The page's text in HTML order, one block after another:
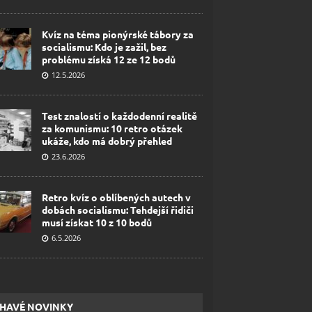
Kvíz na téma pionýrské tábory za
socialismu: Kdo je zažil, bez
problému získá 12 ze 12 bodů
12.5.2026
Test znalostí o každodenní realitě
za komunismu: 10 retro otázek
ukáže, kdo má dobrý přehled
23.6.2026
Retro kvíz o oblíbených autech v
dobách socialismu: Tehdejší řidiči
musí získat 10 z 10 bodů
6.5.2026
NOVINKY